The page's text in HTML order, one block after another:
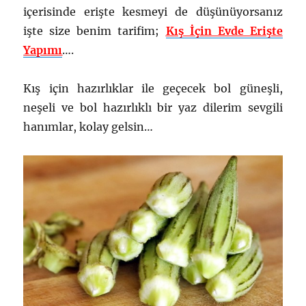
içerisinde erişte kesmeyi de düşünüyorsanız
işte size benim tarifim; Kış İçin Evde Erişte
Yapımı….
Kış için hazırlıklar ile geçecek bol güneşli,
neşeli ve bol hazırlıklı bir yaz dilerim sevgili
hanımlar, kolay gelsin…